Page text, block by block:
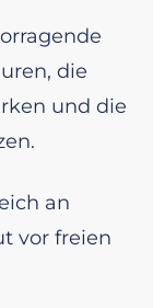
die
und die
an
vor freien